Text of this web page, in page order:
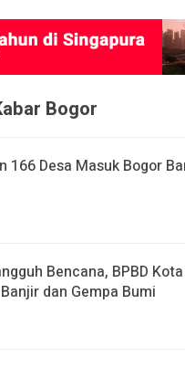
Bogor
166 Desa Masuk Bogor
Bencana, BPBD
dan Gempa Bumi